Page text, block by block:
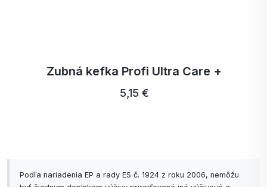
Zubná kefka Profi Ultra Care +
5,15 €
Podľa nariadenia EP a rady ES č. 1924 z roku 2006, nemôžu